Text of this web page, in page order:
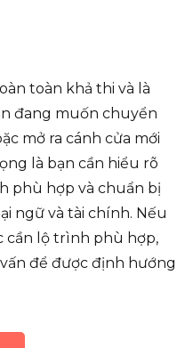
toàn khả thi và là
đang muốn chuyển
mở ra cánh cửa mới
là bạn cần hiểu rõ
phù hợp và chuẩn bị
ngữ và tài chính. Nếu
cần lộ trình phù hợp,
để được định hướng